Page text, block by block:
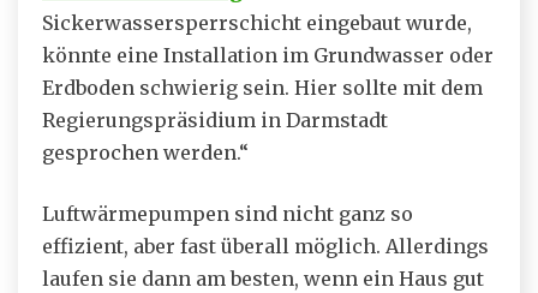
Sickerwassersperrschicht eingebaut wurde,
könnte eine Installation im Grundwasser oder
Erdboden schwierig sein. Hier sollte mit dem
Regierungspräsidium in Darmstadt
gesprochen werden.“
Luftwärmepumpen sind nicht ganz so
effizient, aber fast überall möglich. Allerdings
laufen sie dann am besten, wenn ein Haus gut